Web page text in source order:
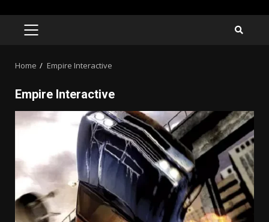
PRIMARY
Home Empire Interactive
Empire Interactive